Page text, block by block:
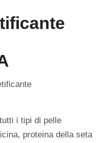
i tipi di pelle
proteina della seta